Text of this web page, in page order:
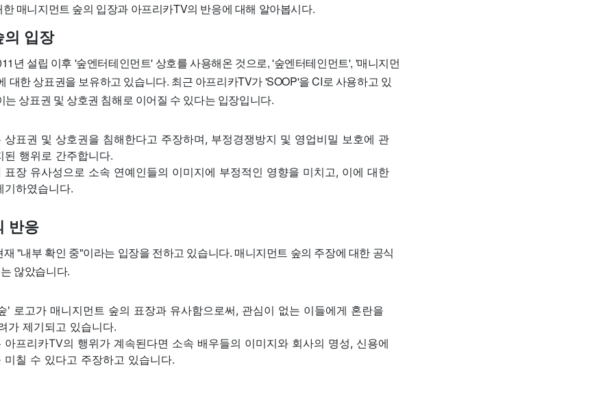
매니지먼트 숲의 입장과 아프리카TV의 반응에 대해 알아봅시다.
의 입장
년 설립 이후 '숲엔터테인먼트' 상호를 사용해온 것으로, '숲엔터테인먼트', '매니지먼
대한 상표권을 보유하고 있습니다. 최근 아프리카TV가 'SOOP'을 CI로 사용하고 있
는 상표권 및 상호권 침해로 이어질 수 있다는 입장입니다.
상표권 및 상호권을 침해한다고 주장하며, 부정경쟁방지 및 영업비밀 보호에 관
된 행위로 간주합니다.
표장 유사성으로 소속 연예인들의 이미지에 부정적인 영향을 미치고, 이에 대한
기하였습니다.
반응
"내부 확인 중"이라는 입장을 전하고 있습니다. 매니지먼트 숲의 주장에 대한 공식
않았습니다.
' 로고가 매니지먼트 숲의 표장과 유사함으로써, 관심이 없는 이들에게 혼란을
가 제기되고 있습니다.
아프리카TV의 행위가 계속된다면 소속 배우들의 이미지와 회사의 명성, 신용에
미칠 수 있다고 주장하고 있습니다.